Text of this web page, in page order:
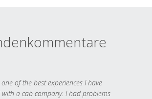
one of the best experiences I have
with a cab company. I had problems